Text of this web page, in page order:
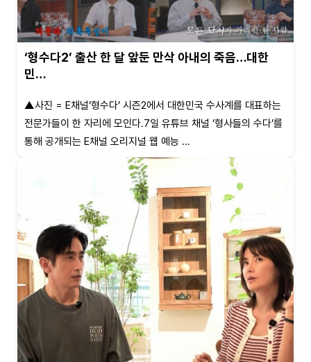
‘형수다2’ 출산 한 달 앞둔 만삭 아내의 죽음…대한
민…
▲사진 = E채널‘형수다’ 시즌2에서 대한민국 수사계를 대표하는
전문가들이 한 자리에 모인다.7일 유튜브 채널 ‘형사들의 수다’를
통해 공개되는 E채널 오리지널 웹 예능 ...